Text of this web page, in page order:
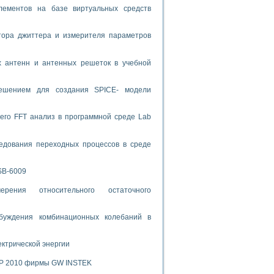
практикума
управления»
на базе виртуальных средств
джиттера и измерителя параметров
антенн и антенных решеток в учебной
для создания SPICE- модели
FFT анализ в программной среде Lab
переходных процессов в среде
6009
относительного остаточного
комбинационных колебаний в
энергии
2010 фирмы GW INSTEK